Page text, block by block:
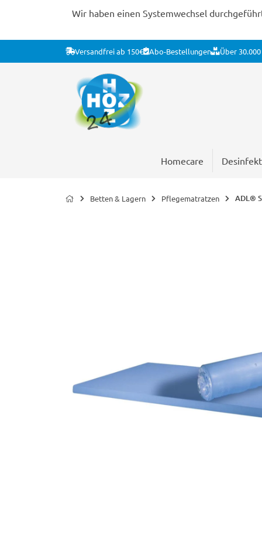
Wir haben einen Systemwechsel
Versandfrei ab 150€ Abo-Bestellungen Über
Homecare
Betten & Lagern Pflegematratzen ADL®